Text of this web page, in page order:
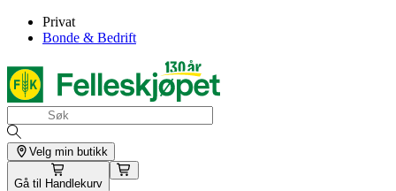
Privat
Bonde & Bedrift
Velg min butikk
Gå til Handlekurv